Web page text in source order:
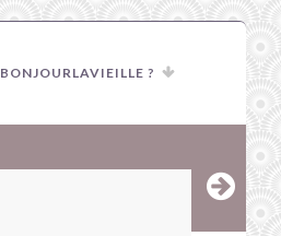
BONJOURLAVIEILLE ?